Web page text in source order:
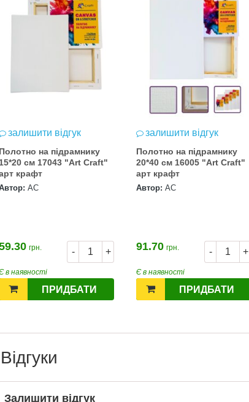
залишити відгук
Полотно на підрамнику
15*20 см 17043 "Art Craft"
крафт
АС
- +
грн.
в наявності
ПРИДБАТИ
залишити відгук
Полотно на підрамнику
20*40 см 16005 "Art Craft"
арт крафт
Автор: АС
- +
91.70 грн.
Є в наявності
ПРИДБАТИ
Відгуки
Залишити відгук